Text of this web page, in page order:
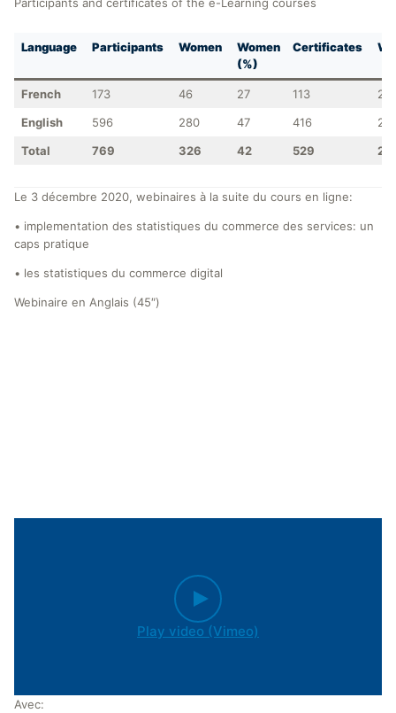
Language Participants Women
Women
(%)
Certificates
French 173 46 27 113
28
English
596 280 47 416
Total
769 326 42 529
Le 3 décembre 2020, webinaires à la suite du cours en ligne:
• implementation des statistiques du commerce des services: un
caps pratique
• les statistiques du commerce digital
Webinaire en Anglais (45″)
Play video (Vimeo)
Avec: